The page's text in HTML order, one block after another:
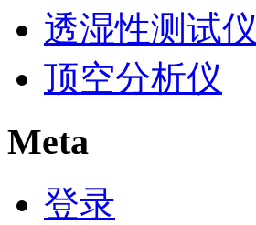
透湿性测试仪
顶空分析仪
Meta
登录